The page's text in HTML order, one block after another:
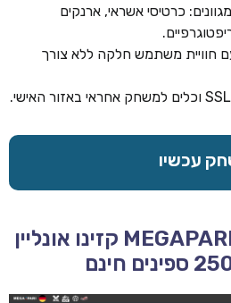
כרטיסי אשראי, ארנקים
חוויית משתמש חלקה ללא צורך
עכשיו
MEGAPARI CASINO – 2026 קזינו אונליין